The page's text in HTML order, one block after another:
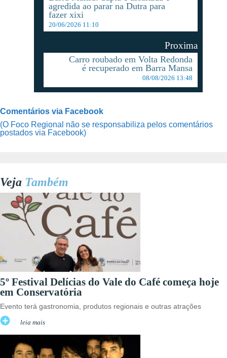
agredida ao parar na Dutra para
fazer xixi
20/06/2026 11:10
Proxima
Carro roubado em Volta Redonda
é recuperado em Barra Mansa
08/08/2026 13:48
Comentários via Facebook
(O Foco Regional não se responsabiliza pelos comentários
postados via Facebook)
Veja Também
5º Festival Delícias do Vale do Café começa hoje
em Conservatória
Evento terá gastronomia, produtos regionais e outras atrações
leia mais